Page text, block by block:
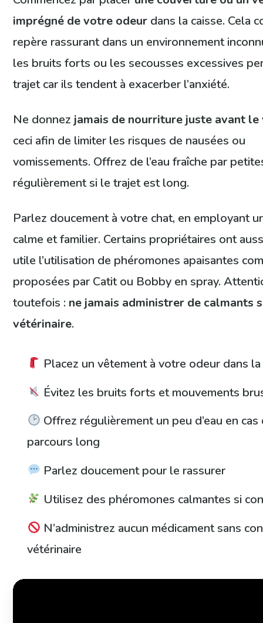
imprégné de votre odeur dans la caisse. Cela
repère rassurant dans un environnement
les bruits forts ou les secousses excessives
trajet car ils tendent à exacerber l’anxiété.
Ne donnez jamais de nourriture juste avant le
ceci afin de limiter les risques de nausées ou
vomissements. Offrez de l’eau fraîche par
régulièrement si le trajet est long.
Parlez doucement à votre chat, en employant
calme et familier. Certains propriétaires ont
utile l’utilisation de phéromones apaisantes
proposées par Catit ou Bobby en spray.
toutefois : ne jamais administrer de calmants
vétérinaire.
Placez un vêtement à votre odeur dans la
Évitez les bruits forts et mouvements
Offrez régulièrement un peu d’eau en cas
parcours long
Parlez doucement pour le rassurer
Utilisez des phéromones calmantes si
N’administrez aucun médicament sans
vétérinaire